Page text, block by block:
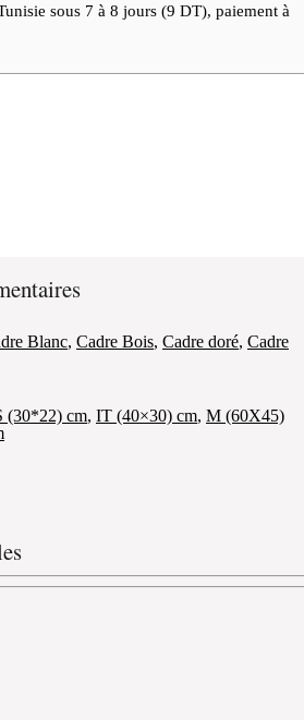
sous 7 à 8 jours (9 DT), paiement à
Blanc, Cadre Bois, Cadre doré, Cadre
(30*22) cm, IT (40×30) cm, M (60X45)